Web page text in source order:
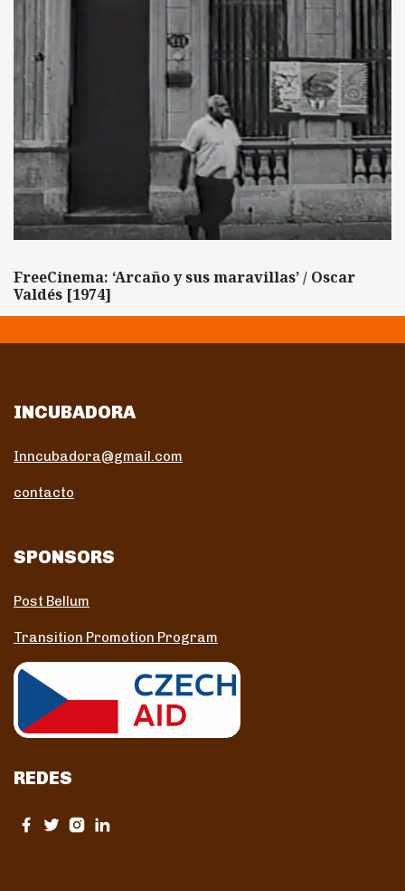
FreeCinema: ‘Arcaño y sus maravillas’ / Oscar
Valdés [1974]
INCUBADORA
Inncubadora@gmail.com
contacto
SPONSORS
Post Bellum
Transition Promotion Program
REDES